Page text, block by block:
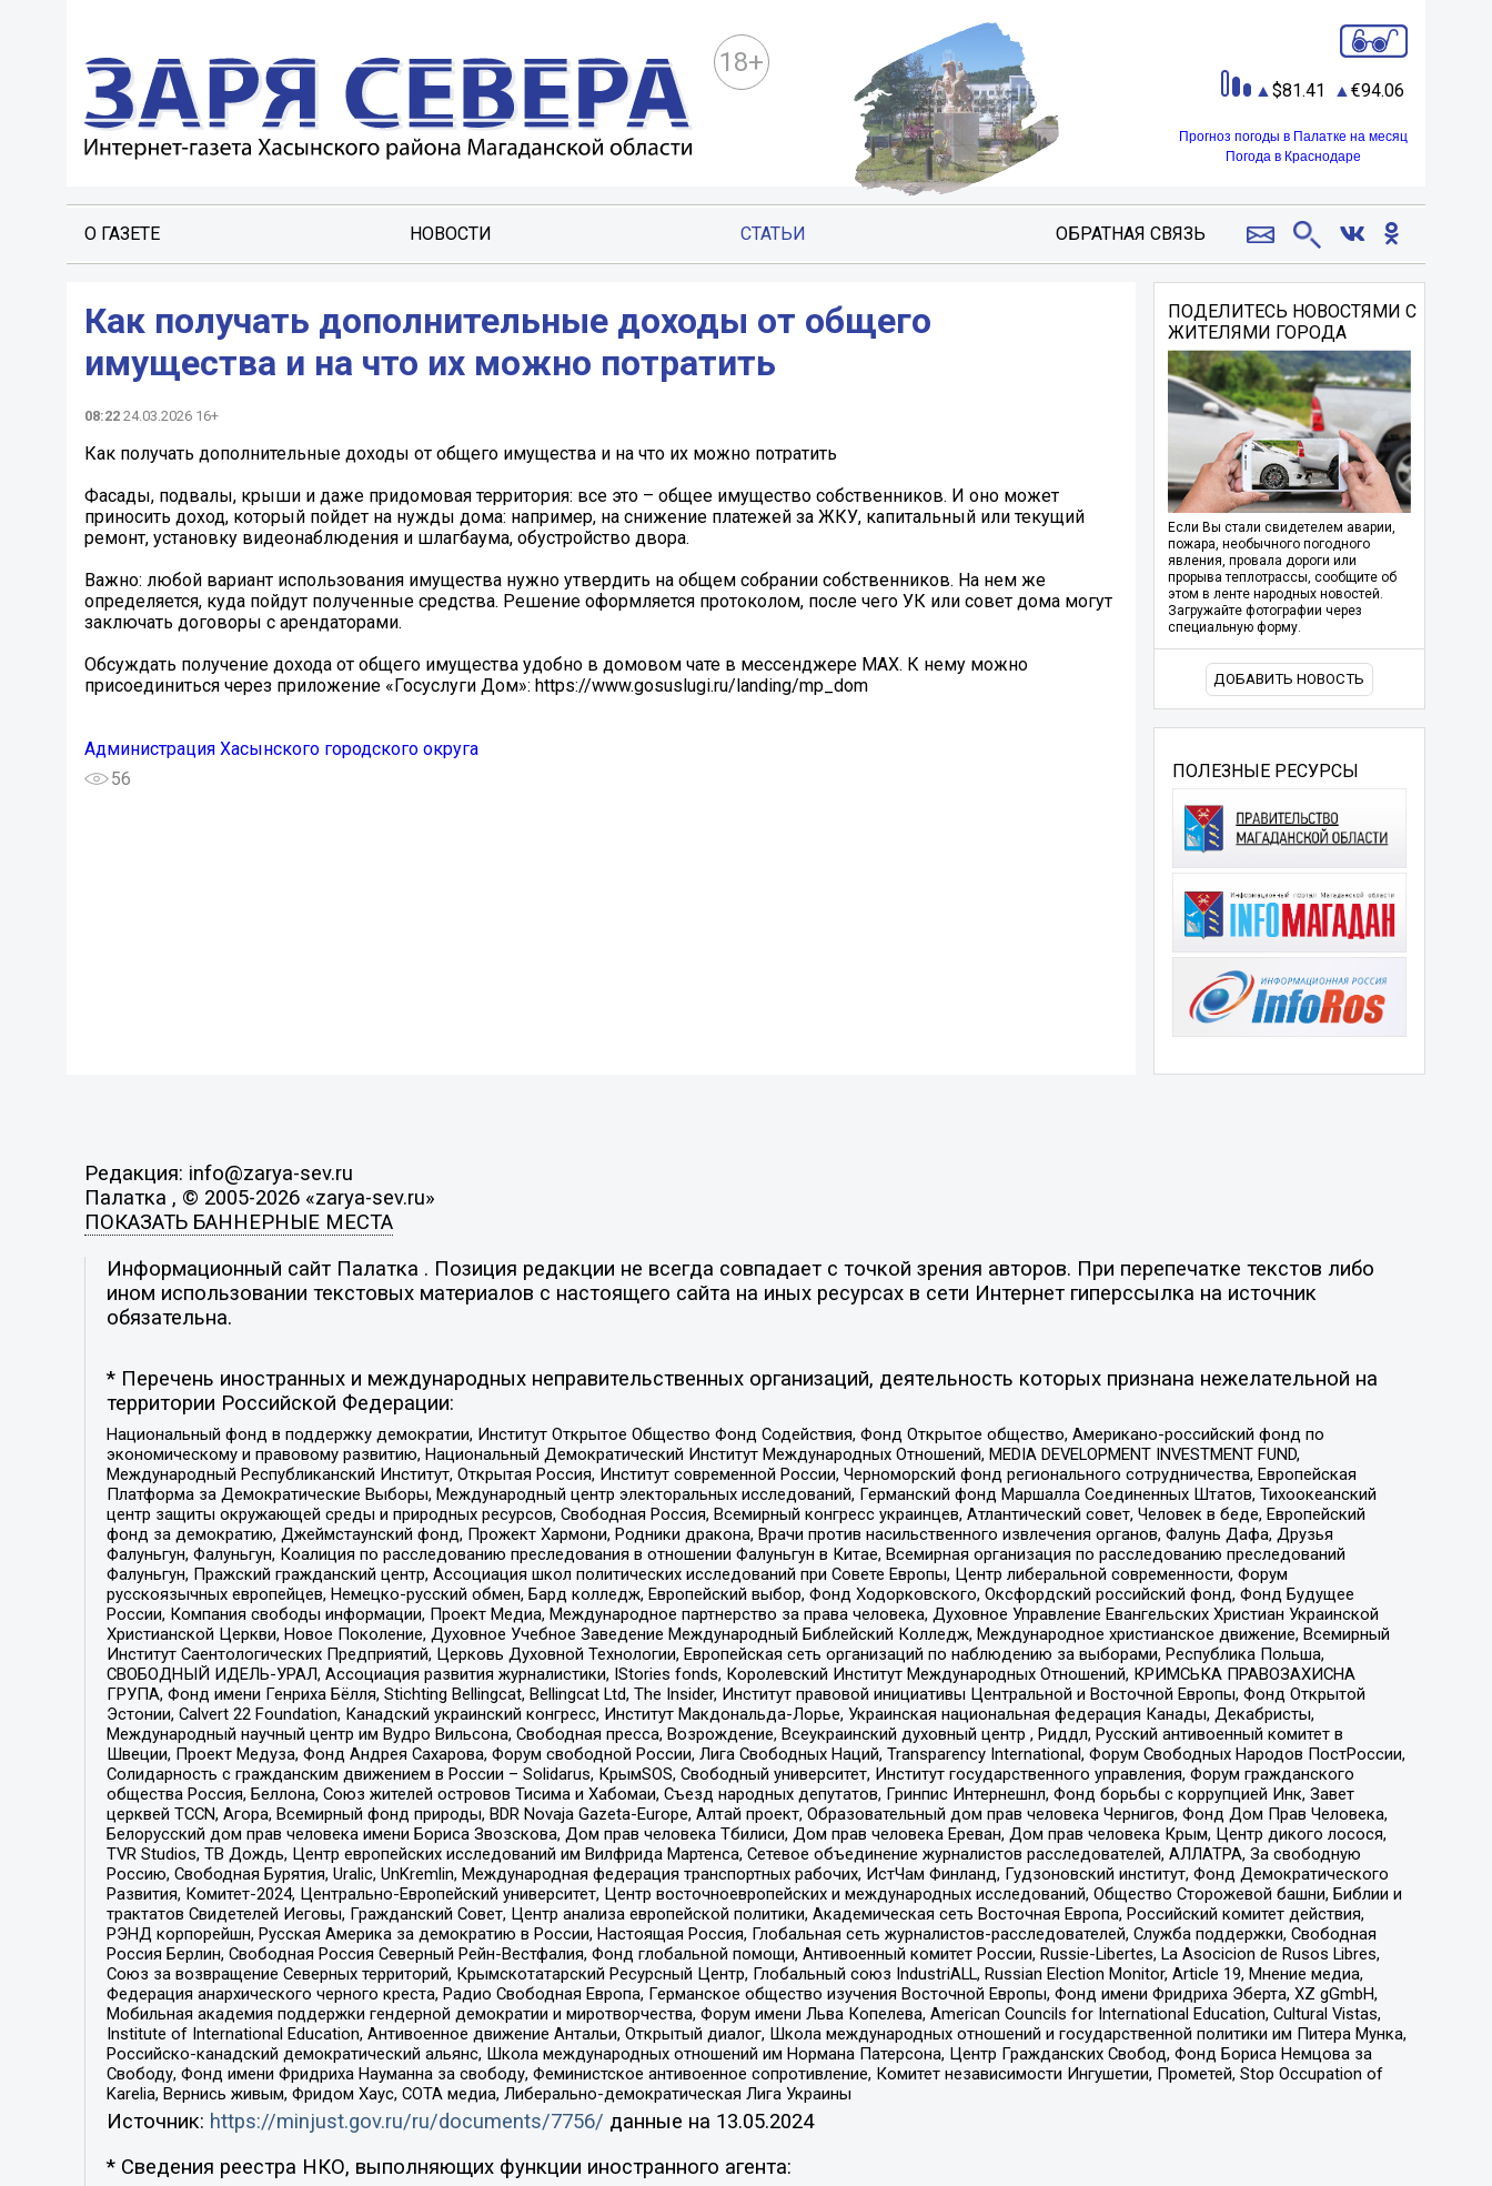
18+
81.41 94.06
Прогноз погоды в Палатке на месяц
Погода в Краснодаре
О ГАЗЕТЕ НОВОСТИ СТАТЬИ ОБРАТНАЯ СВЯЗЬ
Как получать дополнительные доходы от общего
имущества и на что их можно потратить
08:22 24.03.2026 16+
Как получать дополнительные доходы от общего имущества и на что их можно потратить
Фасады, подвалы, крыши и даже придомовая территория: все это – общее имущество собственников. И оно может
приносить доход, который пойдет на нужды дома: например, на снижение платежей за ЖКУ, капитальный или текущий
ремонт, установку видеонаблюдения и шлагбаума, обустройство двора.
Важно: любой вариант использования имущества нужно утвердить на общем собрании собственников. На нем же
определяется, куда пойдут полученные средства. Решение оформляется протоколом, после чего УК или совет дома могут
заключать договоры с арендаторами.
Обсуждать получение дохода от общего имущества удобно в домовом чате в мессенджере МАХ. К нему можно
присоединиться через приложение «Госуслуги Дом»: https://www.gosuslugi.ru/landing/mp_dom
Администрация Хасынского городского округа
56
ПОДЕЛИТЕСЬ НОВОСТЯМИ С
ЖИТЕЛЯМИ ГОРОДА
Если Вы стали свидетелем аварии,
пожара, необычного погодного
явления, провала дороги или
прорыва теплотрассы, сообщите об
этом в ленте народных новостей.
Загружайте фотографии через
специальную форму.
ДОБАВИТЬ НОВОСТЬ
ПОЛЕЗНЫЕ РЕСУРСЫ
Редакция: info@zarya-sev.ru
Палатка , © 2005-2026 «zarya-sev.ru»
ПОКАЗАТЬ БАННЕРНЫЕ МЕСТА
Информационный сайт Палатка . Позиция редакции не всегда совпадает с точкой зрения авторов. При перепечатке текстов либо
ином использовании текстовых материалов с настоящего сайта на иных ресурсах в сети Интернет гиперссылка на источник
обязательна.
* Перечень иностранных и международных неправительственных организаций, деятельность которых признана нежелательной на
территории Российской Федерации:
Национальный фонд в поддержку демократии, Институт Открытое Общество Фонд Содействия, Фонд Открытое общество, Американо-российский фонд по
экономическому и правовому развитию, Национальный Демократический Институт Международных Отношений, MEDIA DEVELOPMENT INVESTMENT FUND,
Международный Республиканский Институт, Открытая Россия, Институт современной России, Черноморский фонд регионального сотрудничества, Европейская
Платформа за Демократические Выборы, Международный центр электоральных исследований, Германский фонд Маршалла Соединенных Штатов, Тихоокеанский
центр защиты окружающей среды и природных ресурсов, Свободная Россия, Всемирный конгресс украинцев, Атлантический совет, Человек в беде, Европейский
фонд за демократию, Джеймстаунский фонд, Прожект Хармони, Родники дракона, Врачи против насильственного извлечения органов, Фалунь Дафа, Друзья
Фалуньгун, Фалуньгун, Коалиция по расследованию преследования в отношении Фалуньгун в Китае, Всемирная организация по расследованию преследований
Фалуньгун, Пражский гражданский центр, Ассоциация школ политических исследований при Совете Европы, Центр либеральной современности, Форум
русскоязычных европейцев, Немецко-русский обмен, Бард колледж, Европейский выбор, Фонд Ходорковского, Оксфордский российский фонд, Фонд Будущее
России, Компания свободы информации, Проект Медиа, Международное партнерство за права человека, Духовное Управление Евангельских Христиан Украинской
Христианской Церкви, Новое Поколение, Духовное Учебное Заведение Международный Библейский Колледж, Международное христианское движение, Всемирный
Институт Саентологических Предприятий, Церковь Духовной Технологии, Европейская сеть организаций по наблюдению за выборами, Республика Польша,
СВОБОДНЫЙ ИДЕЛЬ-УРАЛ, Ассоциация развития журналистики, IStories fonds, Королевский Институт Международных Отношений, КРИМСЬКА ПРАВОЗАХИСНА
ГРУПА, Фонд имени Генриха Бёлля, Stichting Bellingcat, Bellingcat Ltd, The Insider, Институт правовой инициативы Центральной и Восточной Европы, Фонд Открытой
Эстонии, Calvert 22 Foundation, Канадский украинский конгресс, Институт Макдональда-Лорье, Украинская национальная федерация Канады, Декабристы,
Международный научный центр им Вудро Вильсона, Свободная пресса, Возрождение, Всеукраинский духовный центр , Риддл, Русский антивоенный комитет в
Швеции, Проект Медуза, Фонд Андрея Сахарова, Форум свободной России, Лига Свободных Наций, Transparеncy International, Форум Свободных Народов ПостРоссии,
Солидарность с гражданским движением в России – Solidarus, КрымSOS, Свободный университет, Институт государственного управления, Форум гражданского
общества Россия, Беллона, Союз жителей островов Тисима и Хабомаи, Съезд народных депутатов, Гринпис Интернешнл, Фонд борьбы с коррупцией Инк, Завет
церквей TCCN, Агора, Всемирный фонд природы, BDR Novaja Gazeta-Europe, Алтай проект, Образовательный дом прав человека Чернигов, Фонд Дом Прав Человека,
Белорусский дом прав человека имени Бориса Звозскова, Дом прав человека Тбилиси, Дом прав человека Ереван, Дом прав человека Крым, Центр дикого лосося,
TVR Studios, ТВ Дождь, Центр европейских исследований им Вилфрида Мартенса, Сетевое объединение журналистов расследователей, АЛЛАТРА, За свободную
Россию, Свободная Бурятия, Uralic, UnKremlin, Международная федерация транспортных рабочих, ИстЧам Финланд, Гудзоновский институт, Фонд Демократического
Развития, Комитет-2024, Центрально-Европейский университет, Центр восточноевропейских и международных исследований, Общество Сторожевой башни, Библии и
трактатов Свидетелей Иеговы, Гражданский Совет, Центр анализа европейской политики, Академическая сеть Восточная Европа, Российский комитет действия,
РЭНД корпорейшн, Русская Америка за демократию в России, Настоящая Россия, Глобальная сеть журналистов-расследователей, Служба поддержки, Свободная
Россия Берлин, Свободная Россия Северный Рейн-Вестфалия, Фонд глобальной помощи, Антивоенный комитет России, Russie-Libertes, La Asocicion de Rusos Libres,
Союз за возвращение Северных территорий, Крымскотатарский Ресурсный Центр, Глобальный союз IndustriALL, Russian Election Monitor, Article 19, Мнение медиа,
Федерация анархического черного креста, Радио Свободная Европа, Германское общество изучения Восточной Европы, Фонд имени Фридриха Эберта, XZ gGmbH,
Мобильная академия поддержки гендерной демократии и миротворчества, Форум имени Льва Копелева, American Councils for International Education, Cultural Vistas,
Institute of International Education, Антивоенное движение Антальи, Открытый диалог, Школа международных отношений и государственной политики им Питера Мунка,
Российско-канадский демократический альянс, Школа международных отношений им Нормана Патерсона, Центр Гражданских Свобод, Фонд Бориса Немцова за
Свободу, Фонд имени Фридриха Науманна за свободу, Феминистское антивоенное сопротивление, Комитет независимости Ингушетии, Прометей, Stop Occupation of
Karelia, Вернись живым, Фридом Хаус, СОТА медиа, Либерально-демократическая Лига Украины
Источник: https://minjust.gov.ru/ru/documents/7756/ данные на 13.05.2024
* Сведения реестра НКО, выполняющих функции иностранного агента: